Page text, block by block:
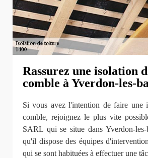
Rassurez une isolation
comble à Yverdon-les-
Si vous avez l'intention de faire une
comble, rejoignez le plus vite
SARL qui se situe dans Yverdon-
qu'il dispose des équipes
qui se sont habituées à effectuer une